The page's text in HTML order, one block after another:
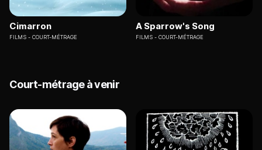
Cimarron
FILMS COURT-MÉTRAGE
A Sparrow's Song
FILMS COURT-MÉTRAGE
Court-métrage à venir